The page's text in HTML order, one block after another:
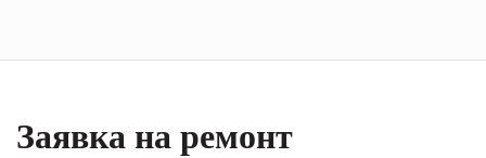
Заявка на ремонт